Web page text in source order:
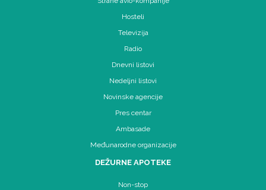
Hosteli
Televizija
Radio
Dnevni listovi
Nedeljni listovi
Novinske agencije
Pres centar
Ambasade
Međunarodne organizacije
DEŽURNE APOTEKE
Non-stop